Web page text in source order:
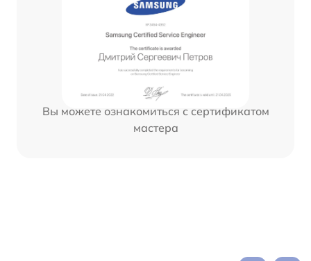
Вы можете ознакомиться с сертификатом
мастера